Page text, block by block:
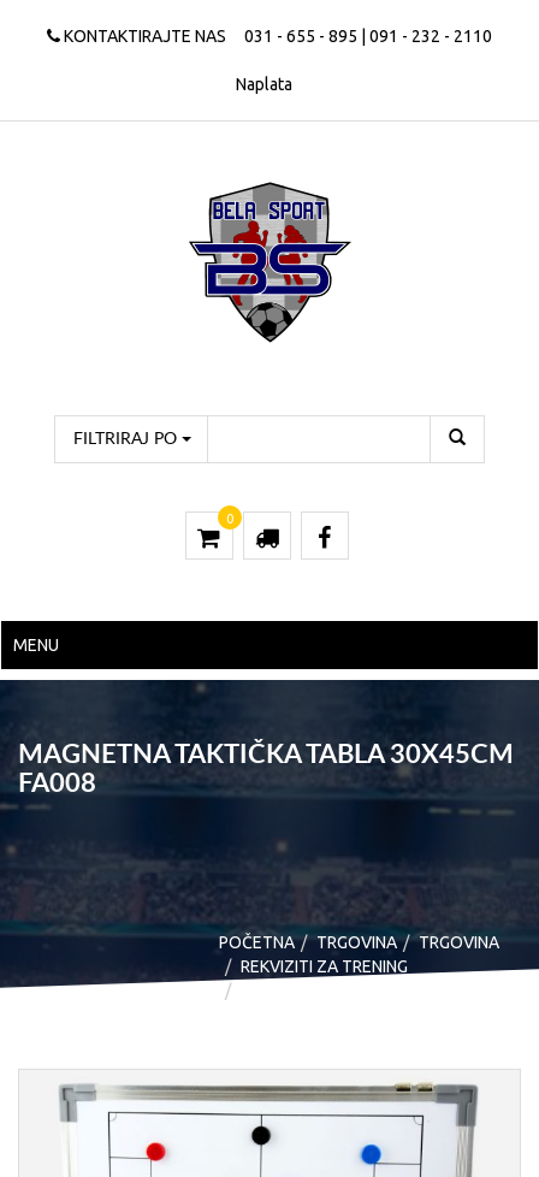
KONTAKTIRAJTE NAS 031 - 655 - 895 | 091 - 232 - 2110
Naplata
FILTRIRAJ PO
0
MENU
MAGNETNA TAKTIČKA TABLA 30X45CM
FA008
POČETNA TRGOVINA
TRGOVINA
REKVIZITI ZA TRENING